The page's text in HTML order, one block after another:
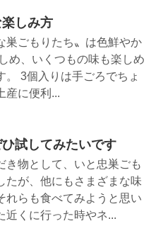
しみ方
巣ごもりたち〟は色鮮やか
め、いくつもの味も楽しめ
。 3個入りは手ごろでちょ
産に便利...
試してみたいです
き物として、いと忠巣ごも
たが、他にもさまざまな味
れらも食べてみようと思い
近くに行った時やネ...